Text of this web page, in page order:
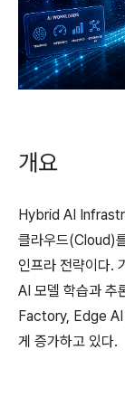
개요
Hybrid AI
클라우드(Cloud)
인프라 전략이다.
AI 모델 학습과 추
Factory, Edge AI
게 증가하고 있다.